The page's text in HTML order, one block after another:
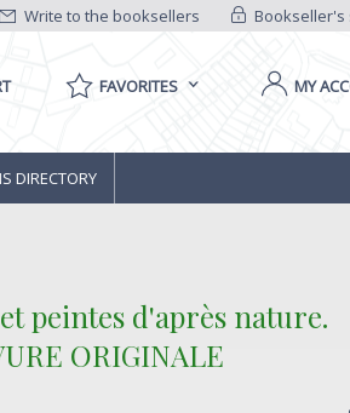
Bookseller's
Write to the booksellers
FAVORITES MY
DIRECTORY
peintes d'après nature.
ORIGINALE‎